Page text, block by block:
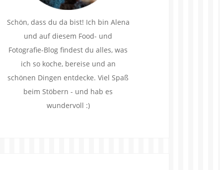
Schön, dass du da bist! Ich bin Alena
und auf diesem Food- und
Fotografie-Blog findest du alles, was
ich so koche, bereise und an
schönen Dingen entdecke. Viel Spaß
beim Stöbern - und hab es
wundervoll :)